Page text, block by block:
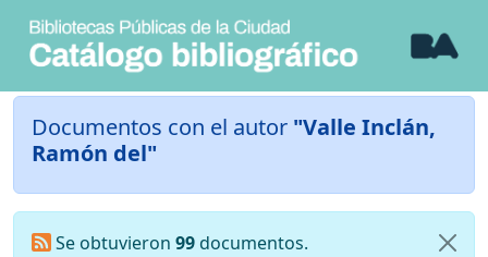
Documentos con el autor "Valle Inclán,
Ramón del"
Se obtuvieron 99documentos.